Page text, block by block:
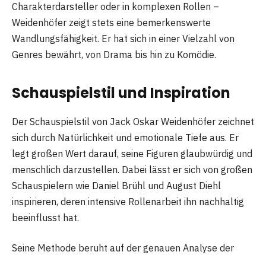
Charakterdarsteller oder in komplexen Rollen –
Weidenhöfer zeigt stets eine bemerkenswerte
Wandlungsfähigkeit. Er hat sich in einer Vielzahl von
Genres bewährt, von Drama bis hin zu Komödie.
Schauspielstil und Inspiration
Der Schauspielstil von Jack Oskar Weidenhöfer zeichnet
sich durch Natürlichkeit und emotionale Tiefe aus. Er
legt großen Wert darauf, seine Figuren glaubwürdig und
menschlich darzustellen. Dabei lässt er sich von großen
Schauspielern wie Daniel Brühl und August Diehl
inspirieren, deren intensive Rollenarbeit ihn nachhaltig
beeinflusst hat.
Seine Methode beruht auf der genauen Analyse der